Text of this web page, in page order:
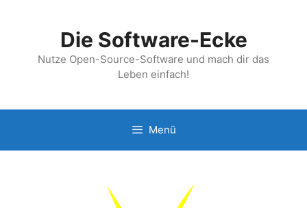
Die Software-Ecke
Nutze Open-Source-Software und mach dir das
Leben einfach!
Menü